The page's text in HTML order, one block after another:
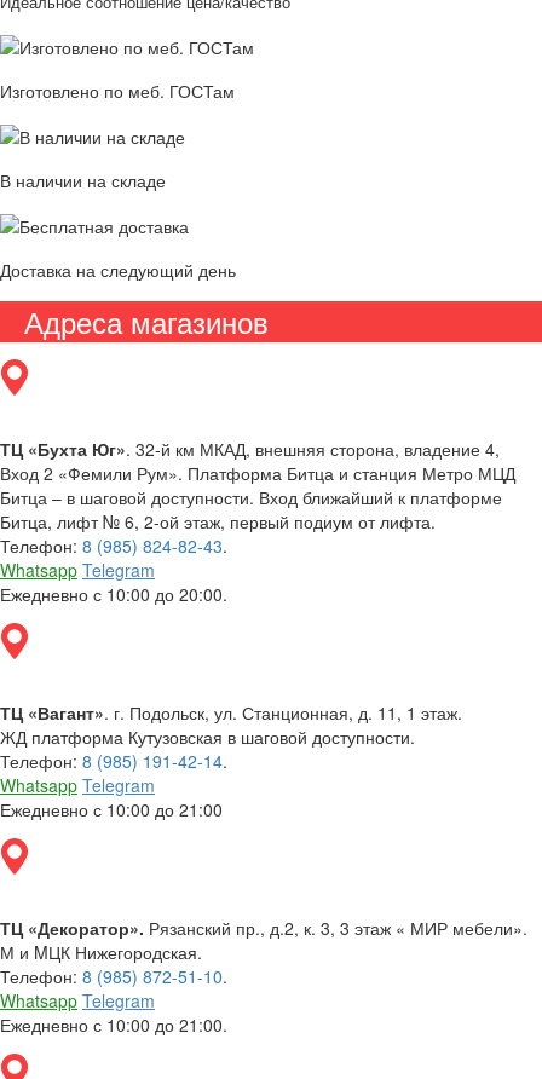
Изготовлено по меб. ГОСТам
В наличии на складе
Доставка на следующий день
Адреса магазинов
ТЦ «Бухта Юг». 32-й км МКАД, внешняя сторона, владение 4,
Вход 2 «Фемили Рум». Платформа Битца и станция Метро МЦД
Битца – в шаговой доступности. Вход ближайший к платформе
Битца, лифт № 6, 2-ой этаж, первый подиум от лифта.
Телефон: 8 (985) 824-82-43.
Whatsapp Telegram
Ежедневно с 10:00 до 20:00.
ТЦ «Вагант». г. Подольск, ул. Станционная, д. 11, 1 этаж.
ЖД платформа Кутузовская в шаговой доступности.
Телефон: 8 (985) 191-42-14.
Whatsapp Telegram
Ежедневно с 10:00 до 21:00
ТЦ «Декоратор». Рязанский пр., д.2, к. 3, 3 этаж « МИР мебели».
М и MЦК Нижегородская.
Телефон: 8 (985) 872-51-10.
Whatsapp Telegram
Ежедневно с 10:00 до 21:00.